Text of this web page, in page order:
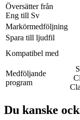
Översätter från
Eng till Sv
Markörmedföljning
Spara till ljudfil
Kompatibel med
Medföljande
program
Du kanske